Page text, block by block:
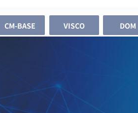
CM-BASE VISCO DOM